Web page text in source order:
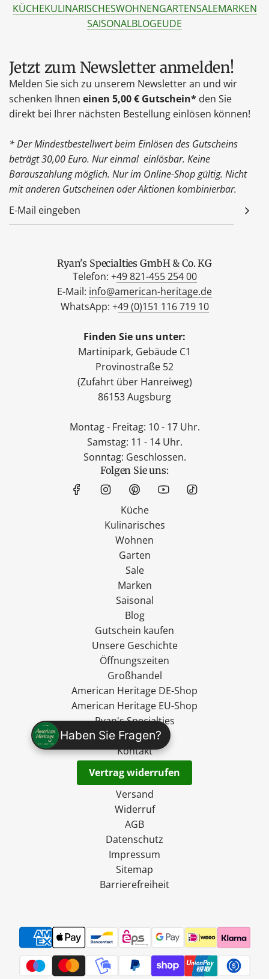
Haben Sie Fragen?
KÜCHEKULINARISCHESWOHNENGARTENSALEMARKEN
SAISONALBLOGEUDE
Jetzt zum Newsletter anmelden!
Melden Sie sich zu unserem Newsletter an und wir
schenken Ihnen einen 5,00 € Gutschein* den Sie
direkt bei Ihrer nächsten Bestellung einlösen können!
* Der Mindestbestellwert beim Einlösen des Gutscheins
beträgt 30,00 Euro. Nur einmal einlösbar. Keine
Barauszahlung möglich. Nur im Online-Shop gültig. Nicht
mit anderen Gutscheinen oder Aktionen kombinierbar.
Ryan's Specialties GmbH & Co. KG
Telefon: +49 821-455 254 00
E-Mail: info@american-heritage.de
WhatsApp: +49 (0)151 116 719 10
Finden Sie uns unter:
Martinipark, Gebäude C1
Provinostraße 52
(Zufahrt über Hanreiweg)
86153 Augsburg
Montag - Freitag: 10 - 17 Uhr.
Samstag: 11 - 14 Uhr.
Sonntag: Geschlossen.
Folgen Sie uns:
Küche
Kulinarisches
Wohnen
Garten
Sale
Marken
Saisonal
Blog
Gutschein kaufen
Unsere Geschichte
Öffnungszeiten
Großhandel
American Heritage DE-Shop
American Heritage EU-Shop
Ryan's Specialties
madevegan
Kontakt
Vertrag widerrufen
Versand
Widerruf
AGB
Datenschutz
Impressum
Sitemap
Barrierefreiheit